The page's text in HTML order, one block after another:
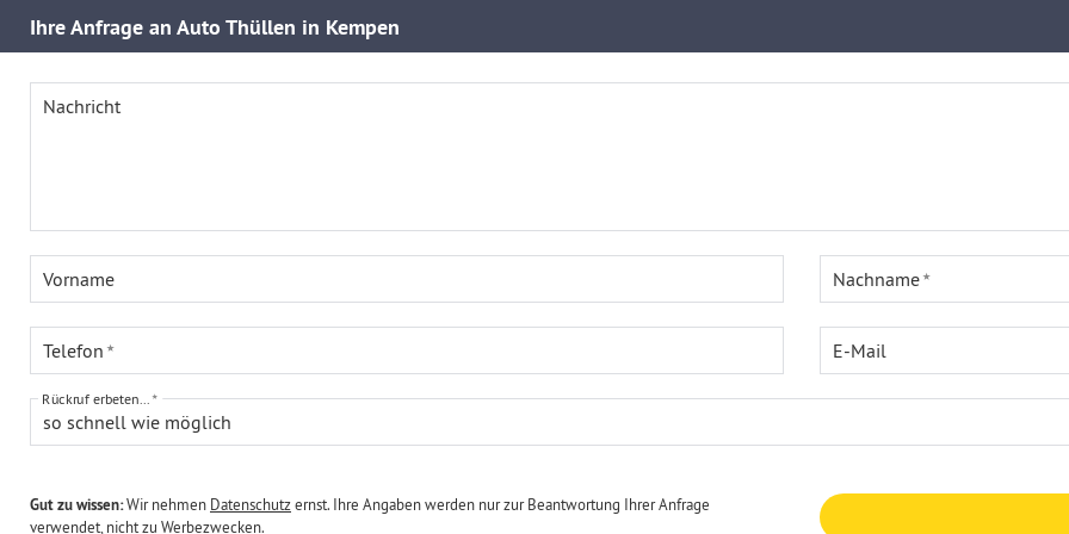
IhreAnfrage an Auto Thüllen in Kempen
Nachricht
Vorname Nachname
Telefon E-Mail
so schnell wie möglich
Rückruf erbeten...
Gut zu wissen:Wir nehmen Datenschutzernst. Ihre Angaben werden nur zur Beantwortung Ihrer Anfrage
verwendet, nicht zu Werbezwecken.